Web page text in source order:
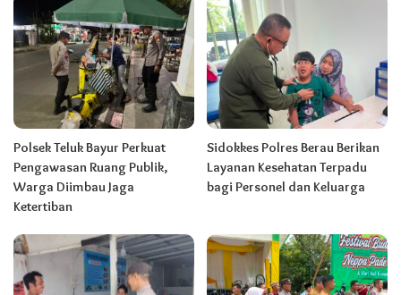
Polsek Teluk Bayur Perkuat
Pengawasan Ruang Publik,
Warga Diimbau Jaga
Ketertiban
Sidokkes Polres Berau Berikan
Layanan Kesehatan Terpadu
bagi Personel dan Keluarga